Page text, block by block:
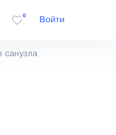
0
Войти
санузла